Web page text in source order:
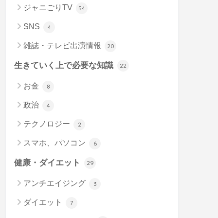
ジャニごりTV 54
SNS 4
雑誌・テレビ出演情報 20
生きていく上で必要な知識 22
お金 8
政治 4
テクノロジー 2
スマホ、パソコン 6
健康・ダイエット 29
アンチエイジング 3
ダイエット 7